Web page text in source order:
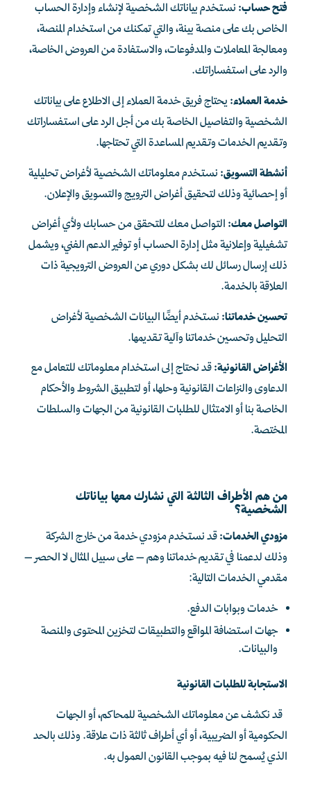
فتح حساب: نستخدم بياناتك الشخصية لإنشاء وإدارة الحساب
الخاص بك على منصة بينة، والتي تمكنك من استخدام المنصة،
ومعالجة المعاملات والمدفوعات، والاستفادة من العروض الخاصة،
والرد على استفساراتك.
خدمة العملاء:يحتاج فريق خدمة العملاء إلى الاطلاع على بياناتك
الشخصية والتفاصيل الخاصة بك من أجل الرد على استفساراتك
وتقديم الخدمات وتقديم المساعدة التي تحتاجها.
أنشطة التسويق: نستخدم معلوماتك الشخصية لأغراض تحليلية
أو إحصائية وذلك لتحقيق أغراض الترويج والتسويق والإعلان.
التواصل معك: التواصل معك للتحقق من حسابك ولأي أغراض
تشغيلية وإعلانية مثل إدارة الحساب أو توفير الدعم الفني، ويشمل
ذلك إرسال رسائل لك بشكل دوري عن العروض الترويجية ذات
العلاقة بالخدمة.
تحسين خدماتنا: نستخدم أيضًا البيانات الشخصية لأغراض
التحليل وتحسين خدماتنا وآلية تقديمها.
الأغراض القانونية:قد نحتاج إلى استخدام معلوماتك للتعامل مع
الدعاوى والنزاعات القانونية وحلها، أو لتطبيق الشروط والأحكام
الخاصة بنا أو الامتثال للطلبات القانونية من الجهات والسلطات
المختصة.
من هم الأطراف الثالثة التي نشارك معها بياناتك
الشخصية؟
مزودي الخدمات:قد نستخدم مزودي خدمة من خارج الشركة
وذلك لدعمنا في تقديم خدماتنا وهم – على سبيل المثال لا الحصر –
مقدمي الخدمات التالية:
خدمات وبوابات الدفع.
جهات استضافة المواقع والتطبيقات لتخزين المحتوى والمنصة
والبيانات.
الاستجابة للطلبات القانونية
قد نكشف عن معلوماتك الشخصية للمحاكم، أو الجهات
الحكومية أو الضريبية، أو أي أطراف ثالثة ذات علاقة. وذلك بالحد
الذي يُسمح لنا فيه بموجب القانون العمول به.